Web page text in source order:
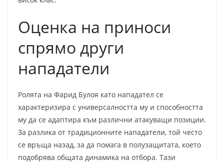
Оценка на приноси
спрямо други
нападатели
Ролята на Фарид Булоя като нападател се
характеризира с универсалността му и способността
му да се адаптира към различни атакуващи позиции.
За разлика от традиционните нападатели, той често
се връща назад, за да помага в полузащитата, което
подобрява общата динамика на отбора. Тази